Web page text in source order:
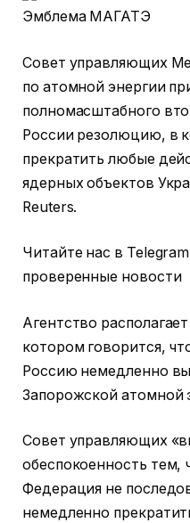
Эмблема МАГАТЭ
Совет управляющих
по атомной энергии
полномасштабного
России резолюцию, в
прекратить любые
ядерных объектов
Reuters.
Читайте нас в
проверенные новости
Агентство
котором говорится,
Россию немедленно
Запорожской атомной
Совет управляющих
обеспокоенность тем,
Федерация не
немедленно